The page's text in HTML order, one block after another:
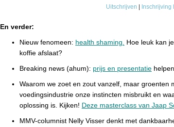
Uitschrijven Inschrijving
En verder:
Nieuw fenomeen: health shaming.
Hoe leuk kan
koffie afslaat?
Breaking news (ahum): prijs en presentatie
Waarom we zoet en zout vanzelf, maar groenten
voedingsindustrie onze instincten misbruikt en
oplossing is. Kijken! Deze masterclass van Jaap
MMV-columnist Nelly Visser denkt met